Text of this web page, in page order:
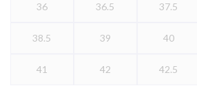
36 36.5 37.5
38.5 39 40
41 42 42.5